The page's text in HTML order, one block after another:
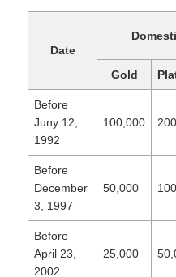
Date
Gold
Before
Juny 12,
1992
100,000
Before
December
3, 1997
50,000
Before
April 23,
2002
25,000